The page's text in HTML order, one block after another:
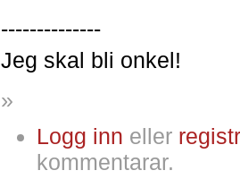
--------------
Jeg skal bli onkel!
»
Logg inn eller
kommentarar.